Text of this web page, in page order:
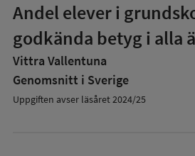
Andel elever i
godkända betyg i alla
Vittra Vallentuna
Genomsnitt i Sverige
Uppgiften avser läsåret 2024/25